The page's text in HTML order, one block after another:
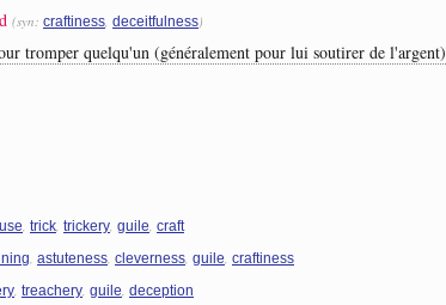
(syn: craftiness, deceitfulness)
tromper quelqu'un (généralement pour lui soutirer de l'argent)
, trick, trickery, guile, craft
, astuteness, cleverness, guile, craftiness
, treachery, guile, deception